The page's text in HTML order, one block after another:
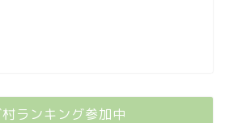
ランキング参加中